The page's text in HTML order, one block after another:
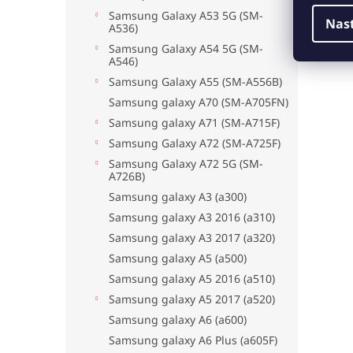
Samsung Galaxy A53 5G (SM-
A536)
Samsung Galaxy A54 5G (SM-
A546)
Samsung Galaxy A55 (SM-A556B)
Samsung galaxy A70 (SM-A705FN)
Samsung galaxy A71 (SM-A715F)
Samsung Galaxy A72 (SM-A725F)
Samsung Galaxy A72 5G (SM-
A726B)
Samsung galaxy A3 (a300)
Samsung galaxy A3 2016 (a310)
Samsung galaxy A3 2017 (a320)
Samsung galaxy A5 (a500)
Samsung galaxy A5 2016 (a510)
Samsung galaxy A5 2017 (a520)
Samsung galaxy A6 (a600)
Samsung galaxy A6 Plus (a605F)